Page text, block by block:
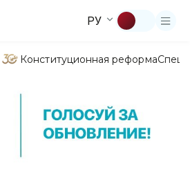
РУ
Конституционная реформа